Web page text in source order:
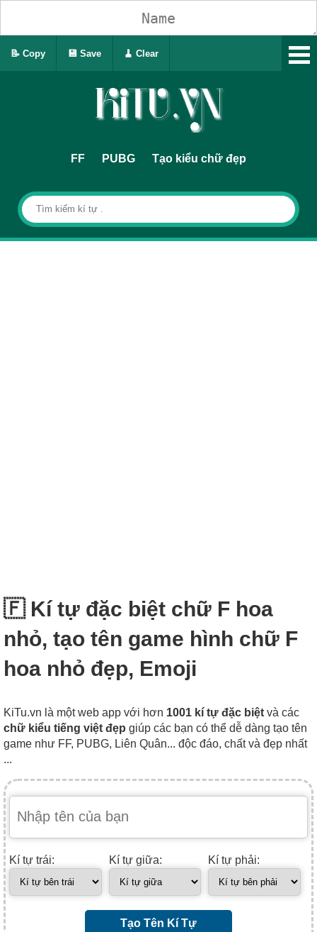
FF PUBG Tạo kiểu chữ đẹp
🇫‌ Kí tự đặc biệt chữ F hoa
nhỏ, tạo tên game hình chữ F
hoa nhỏ đẹp, Emoji
KiTu.vn là một web app với hơn 1001 kí tự đặc biệt và các
chữ kiểu tiếng việt đẹp giúp các bạn có thể dễ dàng tạo tên
game như FF, PUBG, Liên Quân... độc đáo, chất và đẹp nhất
...
Kí tự trái: Kí tự giữa: Kí tự phải:
Tạo Tên Kí Tự
📝 Copy 💾 Save 🧹 Clear